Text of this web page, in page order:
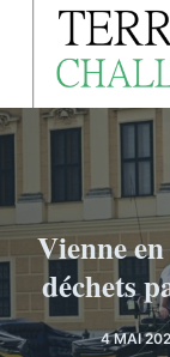
n
Vienne
déchets
4 MAI